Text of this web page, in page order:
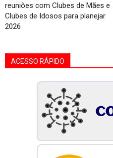
reuniões com Clubes de Mães e
Clubes de Idosos para planejar
2026
ACESSO RÁPIDO